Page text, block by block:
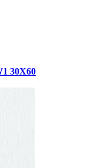
30X60